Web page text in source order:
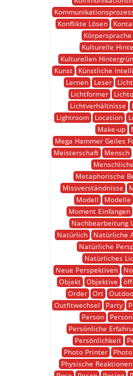
Konflikte Lösen
Körpersprache
Kulturelle
Kulturellen
Kunst
Künstliche
Lernen
Leser Licht
Lichtformer
Lichtverhältnisse
Lightroom
Location
Make-up
Mega Hammer Geiles
Meisterschaft
Mensch
Metaphorische
Missverständnisse
Modell
Modelle
Moment Einfangen
Nachbearbeitung
Natürlich
Natürliche
Natürliche
Natürliches
Neue Perspektiven
Objekt Objektive
Order
Ort
Outfitwechsel
Party
Person
Persönliche
Persönlichkeit
Photo Printer
Physische Reaktionen